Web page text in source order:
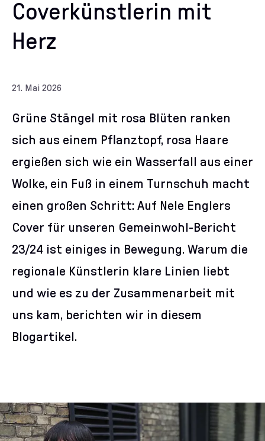
Coverkünstlerin mit
Herz
21. Mai 2026
Grüne Stängel mit rosa Blüten ranken
sich aus einem Pflanztopf, rosa Haare
ergießen sich wie ein Wasserfall aus einer
Wolke, ein Fuß in einem Turnschuh macht
einen großen Schritt: Auf Nele Englers
Cover für unseren Gemeinwohl-Bericht
23/24 ist einiges in Bewegung. Warum die
regionale Künstlerin klare Linien liebt
und wie es zu der Zusammenarbeit mit
uns kam, berichten wir in diesem
Blogartikel.